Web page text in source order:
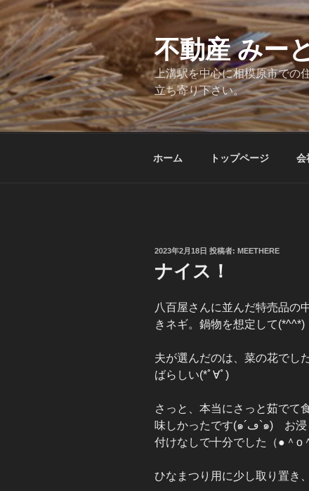
コ
ン
テ
ン
ツ
へ
ス
キ
不動産 みー
上溝駅を中心に相模原市での
立ち寄り下さい。
ホーム トップページ 会
投
日:
2023年2月18日 投稿者: MEETHERE
ナイス！
八百屋さんに並んだ特売品の
きネギ。鍋物を想定して(*^^*)
夫が選んだのは、菜の花で
ばらしい(*ﾟ∀ﾟ)
さっと、本当にさっと茹でて
味しかったです(๑´ڡ`๑) お浸しにしようとしたのですが茹でただけの味
付けなしで十分でした（●＾o
ひなまつり用に少し取り置き